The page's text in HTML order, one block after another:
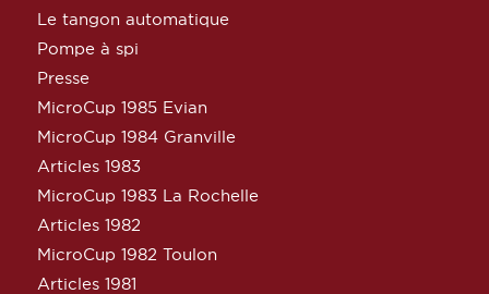
Le tangon automatique
Pompe à spi
Presse
MicroCup 1985 Evian
MicroCup 1984 Granville
Articles 1983
MicroCup 1983 La Rochelle
Articles 1982
MicroCup 1982 Toulon
Articles 1981